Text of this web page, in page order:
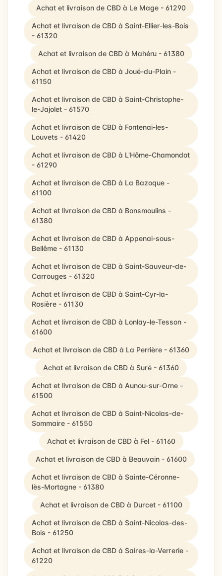
Achat et livraison de CBD à Le Mage - 61290
Achat et livraison de CBD à Saint-Ellier-les-Bois
- 61320
Achat et livraison de CBD à Mahéru - 61380
Achat et livraison de CBD à Joué-du-Plain -
61150
Achat et livraison de CBD à Saint-Christophe-
le-Jajolet - 61570
Achat et livraison de CBD à Fontenai-les-
Louvets - 61420
Achat et livraison de CBD à L'Hôme-Chamondot
- 61290
Achat et livraison de CBD à La Bazoque -
61100
Achat et livraison de CBD à Bonsmoulins -
61380
Achat et livraison de CBD à Appenai-sous-
Bellême - 61130
Achat et livraison de CBD à Saint-Sauveur-de-
Carrouges - 61320
Achat et livraison de CBD à Saint-Cyr-la-
Rosière - 61130
Achat et livraison de CBD à Lonlay-le-Tesson -
61600
Achat et livraison de CBD à La Perrière - 61360
Achat et livraison de CBD à Suré - 61360
Achat et livraison de CBD à Aunou-sur-Orne -
61500
Achat et livraison de CBD à Saint-Nicolas-de-
Sommaire - 61550
Achat et livraison de CBD à Fel - 61160
Achat et livraison de CBD à Beauvain - 61600
Achat et livraison de CBD à Sainte-Céronne-
lès-Mortagne - 61380
Achat et livraison de CBD à Durcet - 61100
Achat et livraison de CBD à Saint-Nicolas-des-
Bois - 61250
Achat et livraison de CBD à Saires-la-Verrerie -
61220